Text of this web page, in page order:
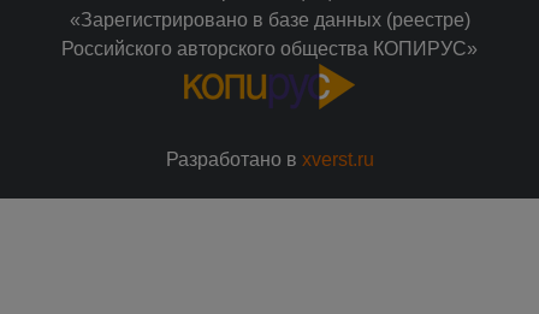
«Зарегистрировано в базе данных (реестре)
Российского авторского общества КОПИРУС»
Разработано в xverst.ru